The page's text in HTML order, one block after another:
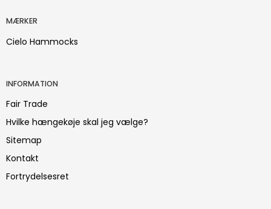
MÆRKER
Cielo Hammocks
INFORMATION
Fair Trade
Hvilke hængekøje skal jeg vælge?
Sitemap
Kontakt
Fortrydelsesret